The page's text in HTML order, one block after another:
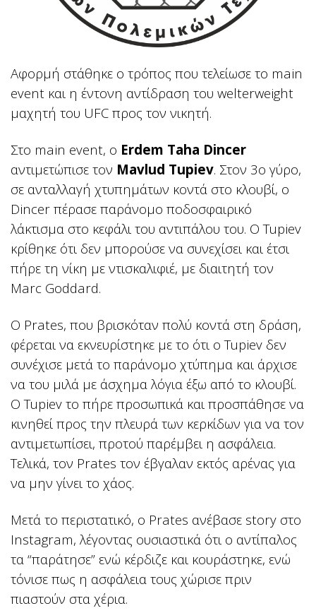
Αφορμή στάθηκε ο τρόπος που τελείωσε το main
event και η έντονη αντίδραση του welterweight
μαχητή του UFC προς τον νικητή.
Στο main event, ο Erdem Taha Dincer
αντιμετώπισε τον Mavlud Tupiev. Στον 3ο γύρο,
σε ανταλλαγή χτυπημάτων κοντά στο κλουβί, ο
Dincer πέρασε παράνομο ποδοσφαιρικό
λάκτισμα στο κεφάλι του αντιπάλου του. Ο Tupiev
κρίθηκε ότι δεν μπορούσε να συνεχίσει και έτσι
πήρε τη νίκη με ντισκαλιφιέ, με διαιτητή τον
Marc Goddard.
Ο Prates, που βρισκόταν πολύ κοντά στη δράση,
φέρεται να εκνευρίστηκε με το ότι ο Tupiev δεν
συνέχισε μετά το παράνομο χτύπημα και άρχισε
να του μιλά με άσχημα λόγια έξω από το κλουβί.
Ο Tupiev το πήρε προσωπικά και προσπάθησε να
κινηθεί προς την πλευρά των κερκίδων για να τον
αντιμετωπίσει, προτού παρέμβει η ασφάλεια.
Τελικά, τον Prates τον έβγαλαν εκτός αρένας για
να μην γίνει το χάος.
Μετά το περιστατικό, ο Prates ανέβασε story στο
Instagram, λέγοντας ουσιαστικά ότι ο αντίπαλος
τα “παράτησε” ενώ κέρδιζε και κουράστηκε, ενώ
τόνισε πως η ασφάλεια τους χώρισε πριν
πιαστούν στα χέρια.